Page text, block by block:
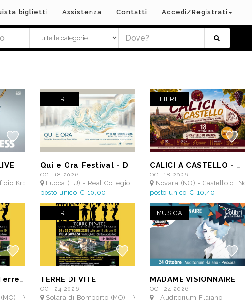
biglietti Assistenza Contatti Accedi/Registrati
DJ ZETA
Kroen
FIERE
Qui e Ora Festival - Domenica 18 Ottobre 2026
OCT 18 2026
Lucca (LU) - Real Collegio
posto unico € 10,00
FIERE
CALICI A CASTELLO - domenica 18 Ottobre 2026
OCT 18 2026
Novara (NO) - Castello di
posto unico € 10,40
Ottobre 2026
- VILLA CAVAZZA - CORTE DELLA QUADRA
FIERE
TERRE DI VITE
OCT 24 2026
Solara di Bomporto (MO) - VILLA CAVAZZA - CORTE DELLA
MUSICA
MADAME VISIONNAIRE - Colibrì Ensemble
OCT 24 2026
- Auditorium Flaiano